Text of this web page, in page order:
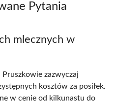
Pytania
mlecznych w
zazwyczaj
kosztów za posiłek.
w cenie od kilkunastu do